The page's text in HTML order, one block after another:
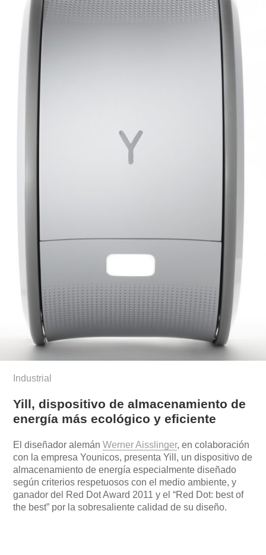
Industrial
Yill, dispositivo de almacenamiento de
energía más ecológico y eficiente
El diseñador alemánWerner Aisslinger, en colaboración
con la empresa Younicos, presenta Yill, un dispositivo de
almacenamiento de energía especialmente diseñado
según criterios respetuosos con el medio ambiente, y
ganador del Red Dot Award 2011 y el “Red Dot: best of
the best” por la sobresaliente calidad de su diseño.